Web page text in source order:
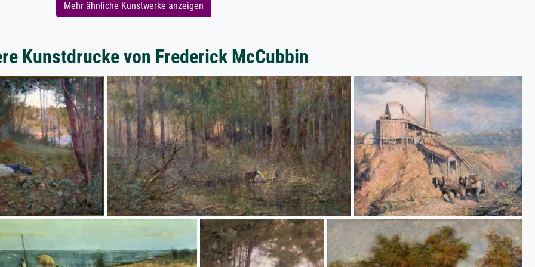
Mehr ähnliche Kunstwerke anzeigen
Kunstdrucke von Frederick McCubbin